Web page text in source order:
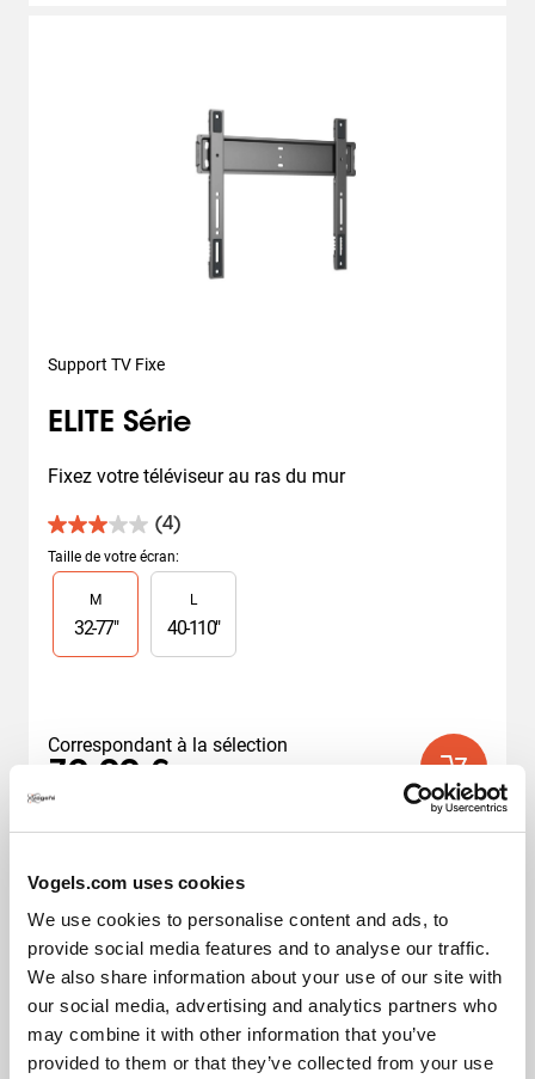
Vogels.com uses cookies
We use cookies to personalise content and ads, to
provide social media features and to analyse our traffic.
We also share information about your use of our site with
our social media, advertising and analytics partners who
may combine it with other information that you’ve
provided to them or that they’ve collected from your use
Support TV Fixe
ELITE Série
Fixez votre téléviseur au ras du mur
(4)
3.0
sur
5
étoiles.
avis
Taille de votre écran:
Slide 1 of 2
M
32-77"
L
40-110"
Correspondant à la sélection
79,99 €